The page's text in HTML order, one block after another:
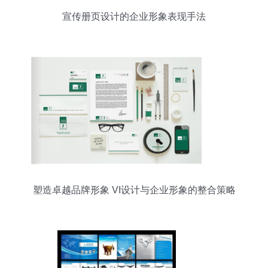
宣传册页设计的企业形象表现手法
塑造卓越品牌形象 VI设计与企业形象的整合策略